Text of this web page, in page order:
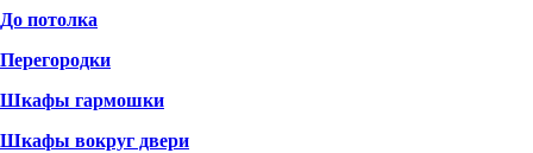
До потолка
Перегородки
Шкафы гармошки
Шкафы вокруг двери